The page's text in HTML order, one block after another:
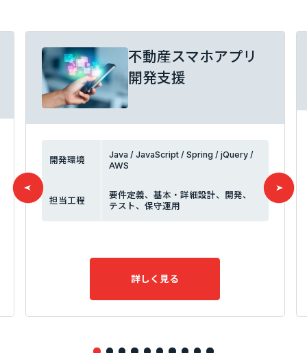
エージェントグローCh
Staff Blog
自主的20%るぅる
技術ブログ
不動産スマホアプリ
開発支援
開発環境
Java / JavaScript / Spring / jQuery /
AWS
担当工程
要件定義、基本・詳細設計、開発、
テスト、保守運用
詳しく見る